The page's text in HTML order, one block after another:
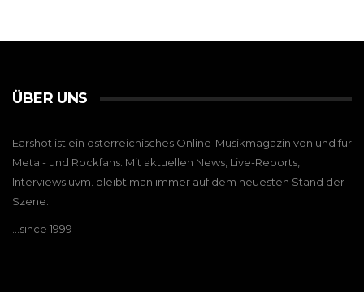
ÜBER UNS
Earshot ist ein österreichisches Online-Musikmagazin von und für
Metal- und Rockfans. Mit aktuellen News, Live-Reports,
Interviews uvm. bleibt man immer auf dem neuesten Stand der
Szene.
…since 1999